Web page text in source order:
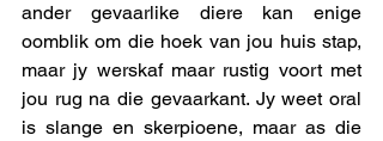
ander gevaarlike diere kan enige
oomblik om die hoek van jou huis stap,
maar jy werskaf maar rustig voort met
jou rug na die gevaarkant. Jy weet oral
is slange en skerpioene, maar as die